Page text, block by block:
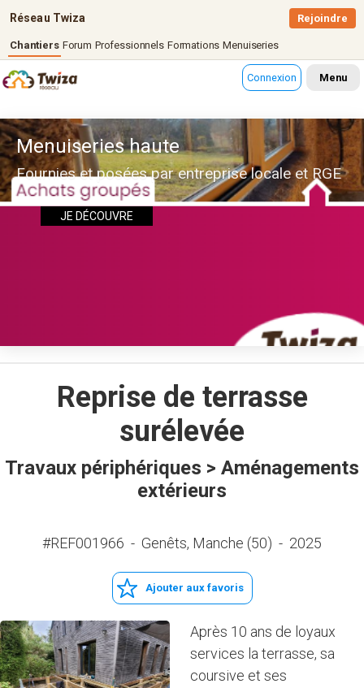
Réseau Twiza
Chantiers Forum Professionnels Formations Menuiseries
Rejoindre
Connexion Menu
Menuiseries haute
Fournies et posées par entreprise locale et RGE
JE DÉCOUVRE
Reprise de terrasse
surélevée
Travaux périphériques > Aménagements
extérieurs
#REF001966 - Genêts, Manche (50) - 2025
Ajouter aux favoris
Après 10 ans de loyaux
services la terrasse, sa
coursive et ses